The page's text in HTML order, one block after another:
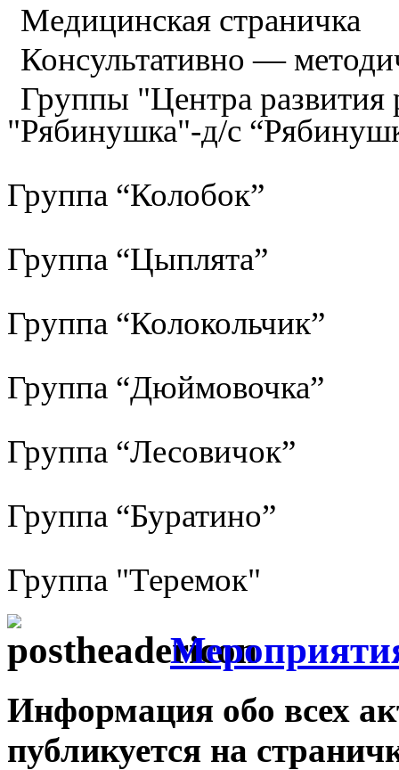
Медицинская страничка
Консультативно —
Группы "Центра развития
"Рябинушка"-д/с
Группа “Колобок”
Группа “Цыплята”
Группа “Колокольчик”
Группа “Дюймовочка”
Группа “Лесовичок”
Группа “Буратино”
Группа "Теремок"
Информация обо всех
публикуется на